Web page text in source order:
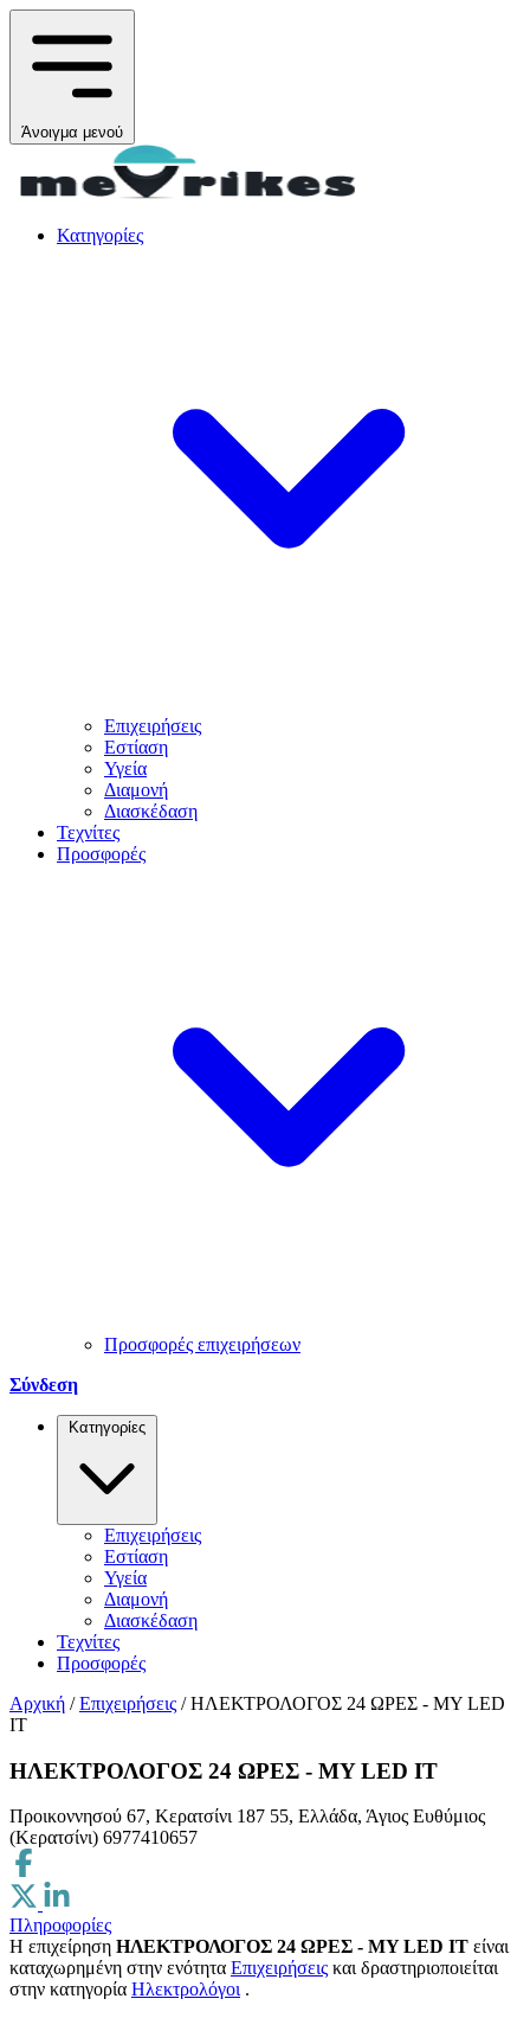
Άνοιγμα μενού
Κατηγορίες
Επιχειρήσεις
Εστίαση
Υγεία
Διαμονή
Διασκέδαση
Τεχνίτες
Προσφορές
Προσφορές επιχειρήσεων
Σύνδεση
Κατηγορίες
Επιχειρήσεις
Εστίαση
Υγεία
Διαμονή
Διασκέδαση
Τεχνίτες
Προσφορές
Αρχική / Επιχειρήσεις / ΗΛΕΚΤΡΟΛΟΓΟΣ 24 ΩΡΕΣ - MY LED
IT
ΗΛΕΚΤΡΟΛΟΓΟΣ 24 ΩΡΕΣ - MY LED IT
Προικοννησού 67, Κερατσίνι 187 55, Ελλάδα, Άγιος Ευθύμιος
(Κερατσίνι) 6977410657
Πληροφορίες
Η επιχείρηση ΗΛΕΚΤΡΟΛΟΓΟΣ 24 ΩΡΕΣ - MY LED IT είναι
καταχωρημένη στην ενότητα Επιχειρήσεις και δραστηριοποιείται
στην κατηγορία Ηλεκτρολόγοι .